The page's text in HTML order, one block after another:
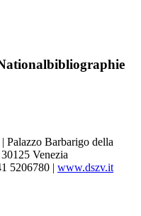
Palazzo Barbarigo della
Venezia
5206780 | www.dszv.it